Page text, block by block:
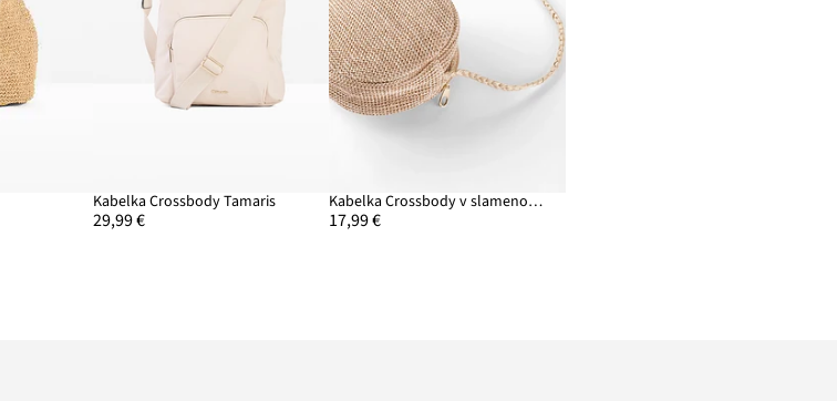
Kabelka Crossbody Tamaris
29,99 €
Kabelka Crossbody v slamenom vzhľade
17,99 €